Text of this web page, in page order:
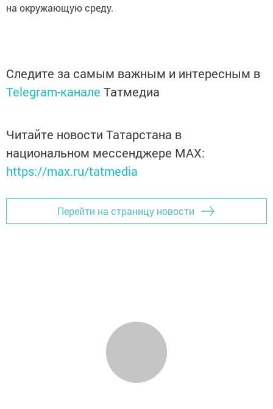
на окружающую среду.
Следите за самым важным и интересным в
Telegram-канале Татмедиа
Читайте новости Татарстана в
национальном мессенджере MАХ:
https://max.ru/tatmedia
Перейти на страницу новости